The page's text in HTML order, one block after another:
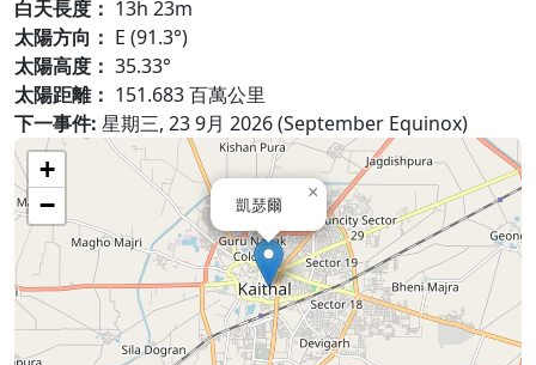
白天長度： 13h 23m
太陽方向： E (91.3°)
太陽高度： 35.33°
太陽距離： 151.683 百萬公里
下一事件: 星期三, 23 9月 2026 (September Equinox)
凱瑟爾
×
+
−